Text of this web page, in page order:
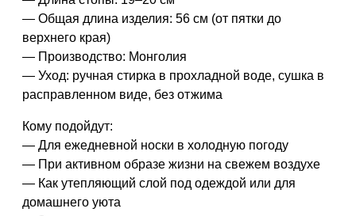
— Общая длина изделия: 56 см (от пятки до
верхнего края)
— Производство: Монголия
— Уход: ручная стирка в прохладной воде, сушка в
расправленном виде, без отжима
Кому подойдут:
— Для ежедневной носки в холодную погоду
— При активном образе жизни на свежем воздухе
— Как утепляющий слой под одеждой или для
домашнего уюта